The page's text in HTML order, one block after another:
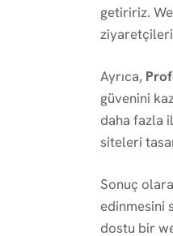
getiririz.
Ayrıca,
güvenini
daha fazla
siteleri
Sonuç
edinmesini
dostu bir